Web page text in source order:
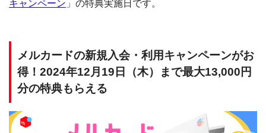
キャンペーン 」の特典実施日です。
メルカードの新規入会・利用キャンペーンがお
得！2024年12月19日（木）まで最大13,000円
分の特典もらえる